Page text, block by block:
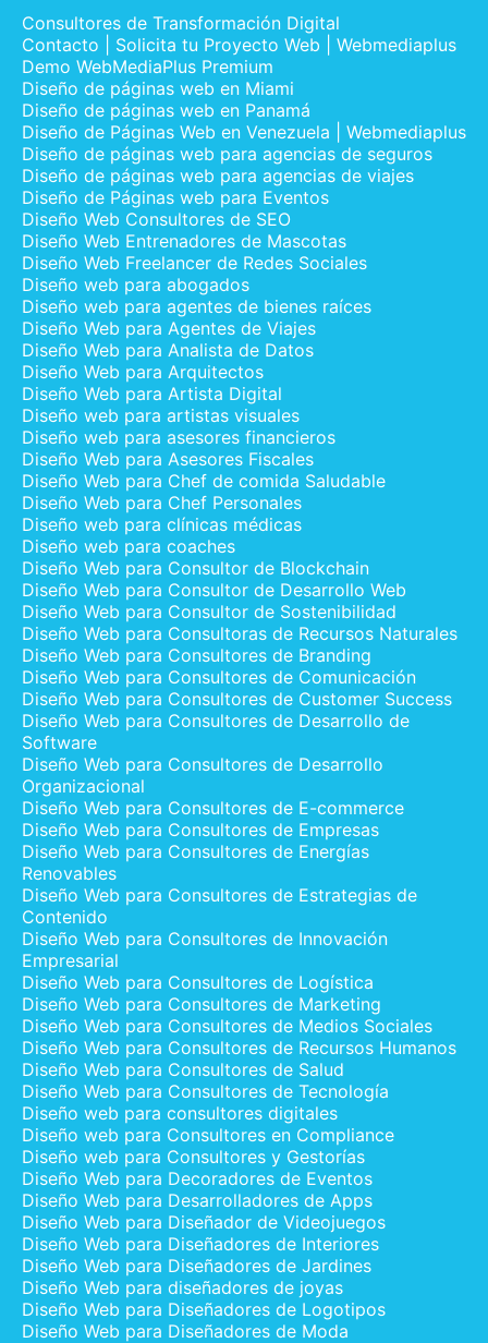
Consultores de Transformación Digital
Contacto | Solicita tu Proyecto Web | Webmediaplus
Demo WebMediaPlus Premium
Diseño de páginas web en Miami
Diseño de páginas web en Panamá
Diseño de Páginas Web en Venezuela | Webmediaplus
Diseño de páginas web para agencias de seguros
Diseño de páginas web para agencias de viajes
Diseño de Páginas web para Eventos
Diseño Web Consultores de SEO
Diseño Web Entrenadores de Mascotas
Diseño Web Freelancer de Redes Sociales
Diseño web para abogados
Diseño web para agentes de bienes raíces
Diseño Web para Agentes de Viajes
Diseño Web para Analista de Datos
Diseño Web para Arquitectos
Diseño Web para Artista Digital
Diseño web para artistas visuales
Diseño web para asesores financieros
Diseño Web para Asesores Fiscales
Diseño Web para Chef de comida Saludable
Diseño Web para Chef Personales
Diseño web para clínicas médicas
Diseño web para coaches
Diseño Web para Consultor de Blockchain
Diseño Web para Consultor de Desarrollo Web
Diseño Web para Consultor de Sostenibilidad
Diseño Web para Consultoras de Recursos Naturales
Diseño Web para Consultores de Branding
Diseño Web para Consultores de Comunicación
Diseño Web para Consultores de Customer Success
Diseño Web para Consultores de Desarrollo de
Software
Diseño Web para Consultores de Desarrollo
Organizacional
Diseño Web para Consultores de E-commerce
Diseño Web para Consultores de Empresas
Diseño Web para Consultores de Energías
Renovables
Diseño Web para Consultores de Estrategias de
Contenido
Diseño Web para Consultores de Innovación
Empresarial
Diseño Web para Consultores de Logística
Diseño Web para Consultores de Marketing
Diseño Web para Consultores de Medios Sociales
Diseño Web para Consultores de Recursos Humanos
Diseño Web para Consultores de Salud
Diseño Web para Consultores de Tecnología
Diseño web para consultores digitales
Diseño web para Consultores en Compliance
Diseño web para Consultores y Gestorías
Diseño Web para Decoradores de Eventos
Diseño Web para Desarrolladores de Apps
Diseño Web para Diseñador de Videojuegos
Diseño Web para Diseñadores de Interiores
Diseño Web para Diseñadores de Jardines
Diseño Web para diseñadores de joyas
Diseño Web para Diseñadores de Logotipos
Diseño Web para Diseñadores de Moda